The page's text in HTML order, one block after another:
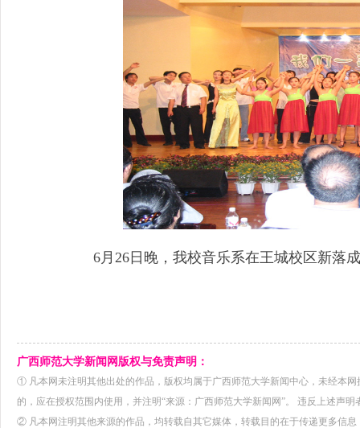
6月26日晚，我校音乐系在王城校区新落
广西师范大学新闻网版权与免责声明：
① 凡本网未注明其他出处的作品，版权均属于广西师范大学新闻中心，未经本
的，应在授权范围内使用，并注明“来源：广西师范大学新闻网”。 违反上述声
② 凡本网注明其他来源的作品，均转载自其它媒体，转载目的在于传递更多信